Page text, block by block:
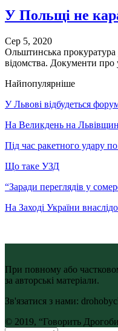
У Польщі не
Сер 5, 2020
Ольштинська прокуратура
відомства. Документи
Найпопулярніше
У Львові відбудеться
На Великдень на
Під час ракетного удару
Що таке УЗД
“Заради переглядів у
На Заході України
При повному або
за авторські матеріали.
Зв'язатися з нами:
© 2019, “Говорить